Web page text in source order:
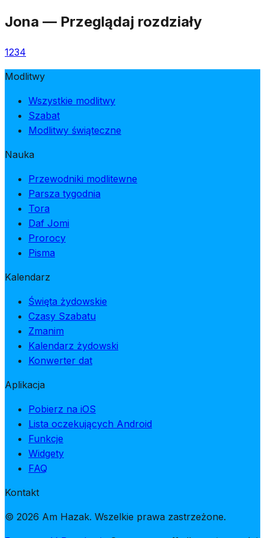
Jona — Przeglądaj rozdziały
1234
Modlitwy
Wszystkie modlitwy
Szabat
Modlitwy świąteczne
Nauka
Przewodniki modlitewne
Parsza tygodnia
Tora
Daf Jomi
Prorocy
Pisma
Kalendarz
Święta żydowskie
Czasy Szabatu
Zmanim
Kalendarz żydowski
Konwerter dat
Aplikacja
Pobierz na iOS
Lista oczekujących Android
Funkcje
Widgety
FAQ
Kontakt
© 2026 Am Hazak. Wszelkie prawa zastrzeżone.